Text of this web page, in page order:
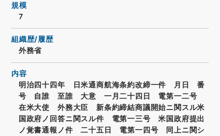
規模
7
組織歴/履歴
外務省
内容
明治四十四年 日米通商航海条約改締一件 月日 番
号 自誰 至誰 大意 一月二十四日 電第一二号
在米大使 外務大臣 新条約締結商議開始ニ関スル米
国政府ノ回答ニ関スル件 電第一三号 米国政府提出
ノ覚書通報ノ件 二十五日 電第一四号 同上ニ関シ